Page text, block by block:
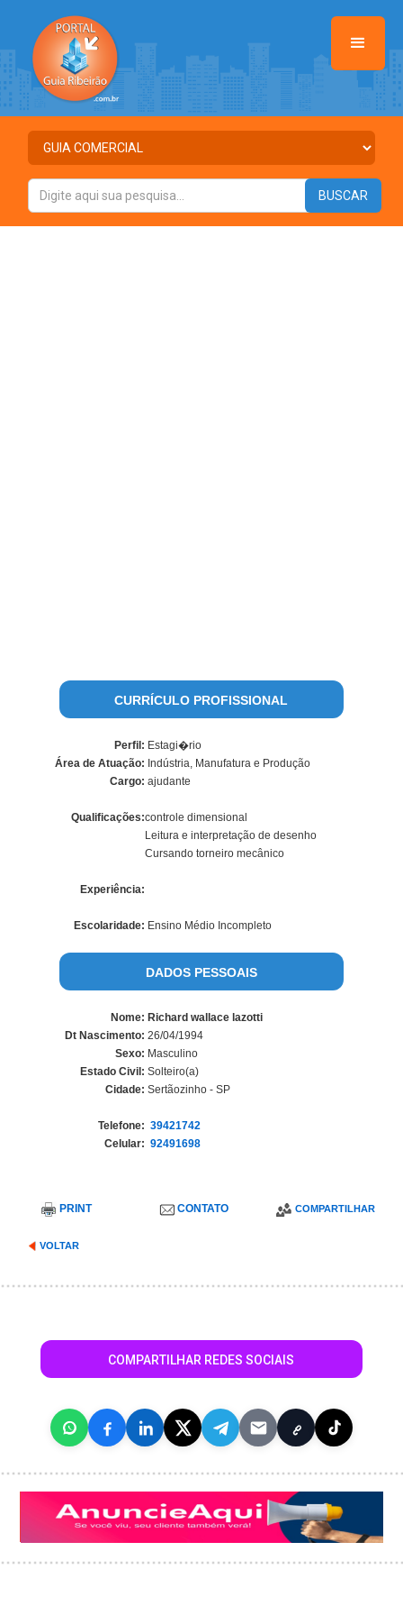
CURRÍCULO PROFISSIONAL
Perfil: Estagi�rio
Área de Atuação: Indústria, Manufatura e Produção
Cargo: ajudante
Qualificações:controle dimensional
Leitura e interpretação de desenho
Cursando torneiro mecânico
Experiência:
Escolaridade: Ensino Médio Incompleto
DADOS PESSOAIS
Nome: Richard wallace lazotti
Dt Nascimento: 26/04/1994
Sexo: Masculino
Estado Civil: Solteiro(a)
Cidade: Sertãozinho - SP
Telefone: 39421742
Celular: 92491698
PRINT CONTATO COMPARTILHAR
VOLTAR
COMPARTILHAR REDES SOCIAIS